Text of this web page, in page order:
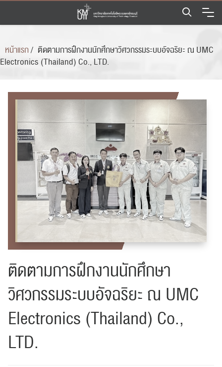
Skip
content
หน้าแรก/ ติดตามการฝึกงานนักศึกษาวิศวกรรมระบบอัจฉริยะ ณ UMC
Electronics (Thailand) Co., LTD.
ติดตามการฝึกงานนักศึกษา
วิศวกรรมระบบอัจฉริยะ ณ UMC
Electronics (Thailand) Co.,
LTD.